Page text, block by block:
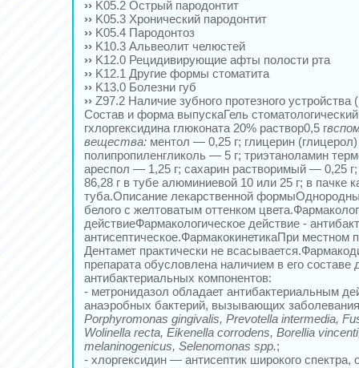
›› K05.2 Острый пародонтит
›› K05.3 Хронический пародонтит
›› K05.4 Пародонтоз
›› K10.3 Альвеолит челюстей
›› K12.0 Рецидивирующие афты полости рта
›› K12.1 Другие формы стоматита
›› K13.0 Болезни губ
›› Z97.2 Наличие зубного протезного устройства
Состав и форма выпускаГель
гхлоргексидина глюконата 20% раствор0,5 г
вещества: ментол — 0,25 г; глицерин
полипропиленгликоль — 5 г; триэтаноламин
ареспол — 1,25 г; сахарин растворимый — 0,25
86,28 г в тубе алюминиевой 10 или 25 г; в пачке
туба.Описание лекарственной
белого с желтоватым оттенком
действиеФармакологическое действие -
антисептическое.ФармакокинетикаПри местном
Дентамет практически не
препарата обусловлена наличием в его составе
антибактериальных компонентов:
- метронидазол обладает антибактериальным
анаэробных бактерий, вызывающих
Porphyromonas gingivalis, Prevotella intermedia,
Wolinella recta, Eikenella corrodens, Borellia
melaninogenicus, Selenomonas spp.;
- хлоргексидин — антисептик широкого